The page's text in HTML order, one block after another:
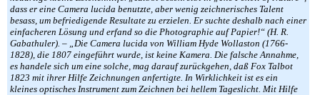
dass er eine Camera lucida benutzte, aber wenig zeichnerisches Talent
besass, um befriedigende Resultate zu erzielen. Er suchte deshalb nach einer
einfacheren Lösung und erfand so die Photographie auf Papier!“ (H. R.
Gabathuler). – „Die Camera lucida von William Hyde Wollaston (1766-
1828), die 1807 eingeführt wurde, ist keine Kamera. Die falsche Annahme,
es handele sich um eine solche, mag darauf zurückgehen, daß Fox Talbot
1823 mit ihrer Hilfe Zeichnungen anfertigte. In Wirklichkeit ist es ein
kleines optisches Instrument zum Zeichnen bei hellem Tageslicht. Mit Hilfe